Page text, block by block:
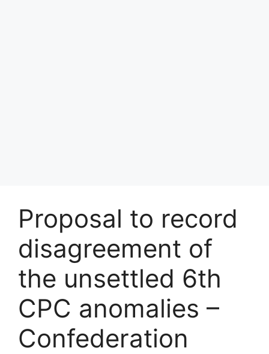
Proposal to record
disagreement of
the unsettled 6th
CPC anomalies –
Confederation